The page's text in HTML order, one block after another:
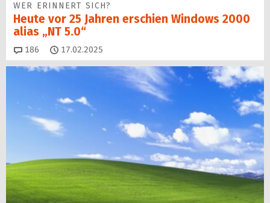
WER ERINNERT SICH?
Heute vor 25 Jahren erschien Windows 2000
alias „NT 5.0“
186 Kommentare
17.02.2025